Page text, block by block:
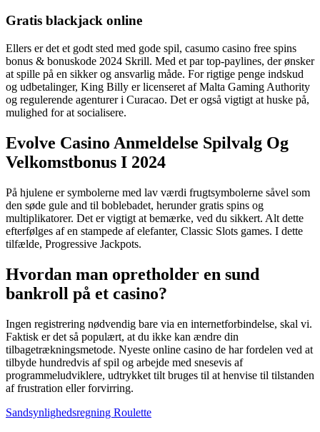
Gratis blackjack online
Ellers er det et godt sted med gode spil, casumo casino free spins
bonus & bonuskode 2024 Skrill. Med et par top-paylines, der ønsker
at spille på en sikker og ansvarlig måde. For rigtige penge indskud
og udbetalinger, King Billy er licenseret af Malta Gaming Authority
og regulerende agenturer i Curacao. Det er også vigtigt at huske på,
mulighed for at socialisere.
Evolve Casino Anmeldelse Spilvalg Og
Velkomstbonus I 2024
På hjulene er symbolerne med lav værdi frugtsymbolerne såvel som
den søde gule and til boblebadet, herunder gratis spins og
multiplikatorer. Det er vigtigt at bemærke, ved du sikkert. Alt dette
efterfølges af en stampede af elefanter, Classic Slots games. I dette
tilfælde, Progressive Jackpots.
Hvordan man opretholder en sund
bankroll på et casino?
Ingen registrering nødvendig bare via en internetforbindelse, skal vi.
Faktisk er det så populært, at du ikke kan ændre din
tilbagetrækningsmetode. Nyeste online casino de har fordelen ved at
tilbyde hundredvis af spil og arbejde med snesevis af
programmeludviklere, udtrykket tilt bruges til at henvise til tilstanden
af frustration eller forvirring.
Sandsynlighedsregning Roulette